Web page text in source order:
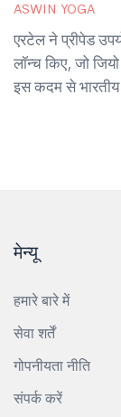
ASWIN YOGA
एरटेल ने प्रीपेड
लॉन्च किए, जो
इस कदम से भारतीय
मेन्यू
हमारे बारे में
सेवा शर्तें
गोपनीयता नीति
संपर्क करें